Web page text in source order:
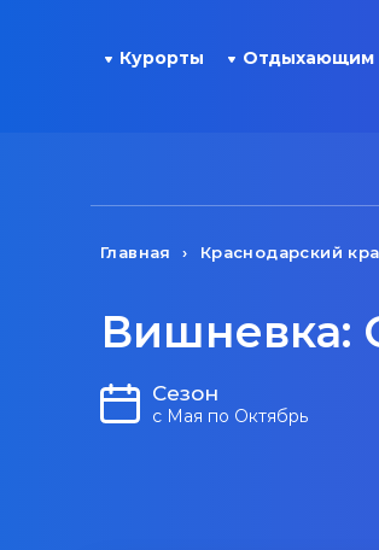
Курорты Отдыхающим
Главная Краснодарский
Вишневка:
Сезон
с Мая по Октябрь